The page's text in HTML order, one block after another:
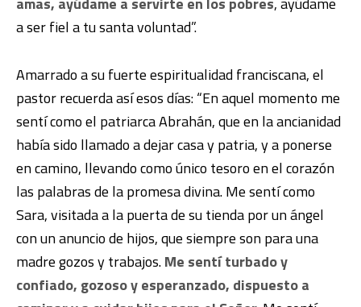
a ser fiel a tu santa voluntad”.
Amarrado a su fuerte espiritualidad franciscana, el
pastor recuerda así esos días: “En aquel momento me
sentí como el patriarca Abrahán, que en la ancianidad
había sido llamado a dejar casa y patria, y a ponerse
en camino, llevando como único tesoro en el corazón
las palabras de la promesa divina. Me sentí como
Sara, visitada a la puerta de su tienda por un ángel
con un anuncio de hijos, que siempre son para una
madre gozos y trabajos.Me sentí turbado y
confiado, gozoso y esperanzado, dispuesto a